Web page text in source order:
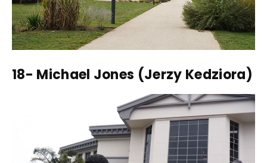
18- Michael Jones (Jerzy Kedziora)